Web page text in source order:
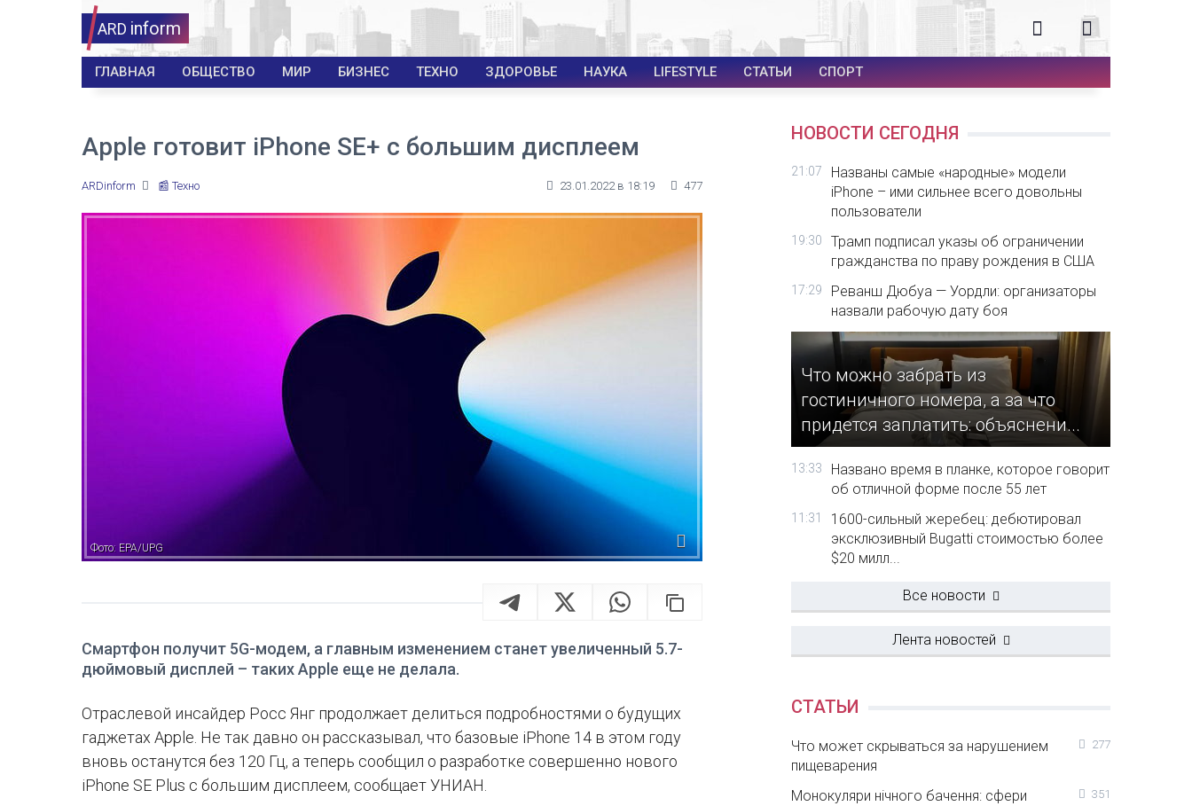
ARD inform
ГЛАВНАЯ ОБЩЕСТВО МИР БИЗНЕС ТЕХНО ЗДОРОВЬЕ НАУКА LIFESTYLE СТАТЬИ СПОРТ
Apple готовит iPhone SE+ с большим дисплеем
ARDinform 📰 Техно 23.01.2022 в 18:19 477
Фото: EPA/UPG
Смартфон получит 5G-модем, а главным изменением станет увеличенный 5.7-
дюймовый дисплей – таких Apple еще не делала.
Отраслевой инсайдер Росс Янг продолжает делиться подробностями о будущих
гаджетах Apple. Не так давно он рассказывал, что базовые iPhone 14 в этом году
вновь останутся без 120 Гц, а теперь сообщил о разработке совершенно нового
iPhone SE Plus с большим дисплеем, сообщает УНИАН.
НОВОСТИ СЕГОДНЯ
21:07
Названы самые «народные» модели
iPhone – ими сильнее всего довольны
пользователи
19:30
Трамп подписал указы об ограничении
гражданства по праву рождения в США
17:29
Реванш Дюбуа — Уордли: организаторы
назвали рабочую дату боя
Что можно забрать из
гостиничного номера, а за что
придется заплатить: объяснени...
13:33
Названо время в планке, которое говорит
об отличной форме после 55 лет
11:31
1600-сильный жеребец: дебютировал
эксклюзивный Bugatti стоимостью более
$20 милл...
Все новости
Лента новостей
СТАТЬИ
Что может скрываться за нарушением
пищеварения
277
Монокуляри нічного бачення: сфери
351